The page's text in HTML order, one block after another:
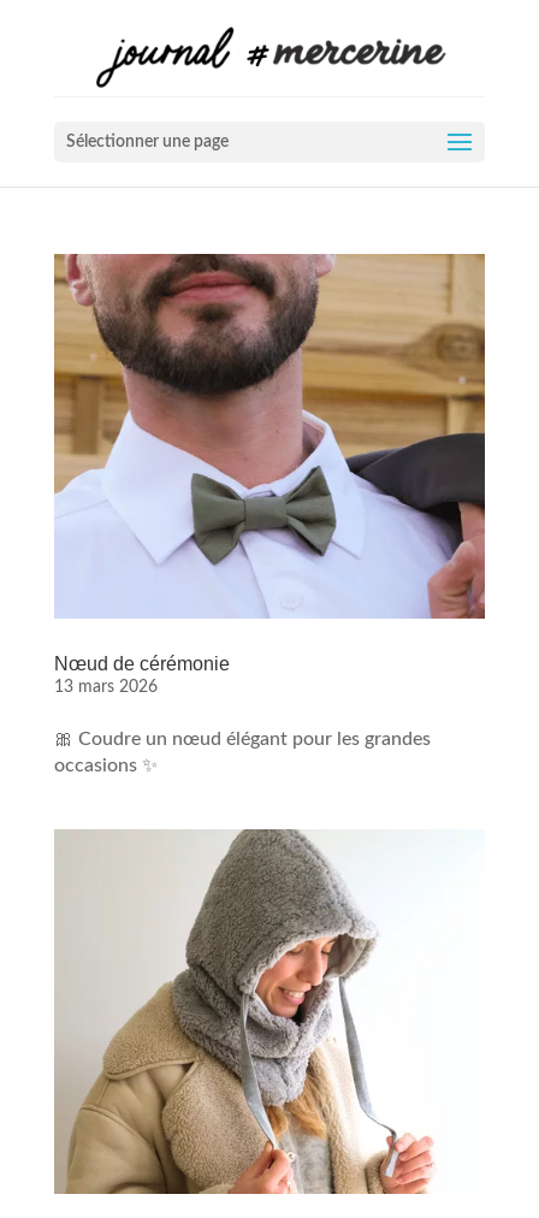
Sélectionner une page
Nœud de cérémonie
13 mars 2026
🎀 Coudre un nœud élégant pour les grandes
occasions ✨